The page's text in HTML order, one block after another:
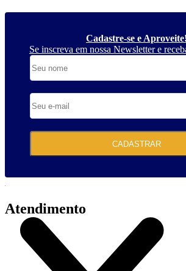
Cadastre-se e Aproveite!
Se inscreva em nossa Newsletter e
CADASTRAR
Atendimento